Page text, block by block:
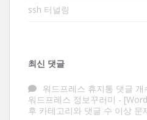
ssh 터널링
최신 댓글
워드프레스 휴지통 댓글
워드프레스 정보꾸러미 -
후 카테고리와 댓글 수 이상 문